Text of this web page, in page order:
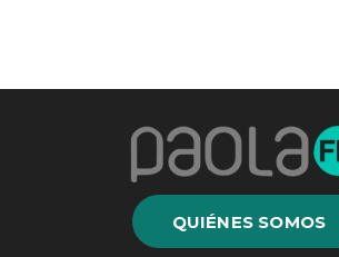
QUIÉNES SOMOS